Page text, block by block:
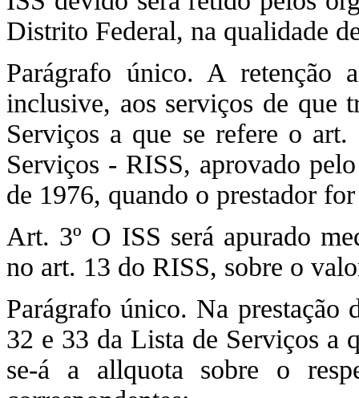
Distrito Federal, na qualidade
Parágrafo único. A retenção
inclusive, aos serviços de que
Serviços a que se refere o
Serviços - RISS, aprovado
de 1976, quando o prestador
Art. 3º O ISS será apurado
no art. 13 do RISS, sobre o
Parágrafo único. Na prestação
32 e 33 da Lista de Serviços a
se-á a allquota sobre o